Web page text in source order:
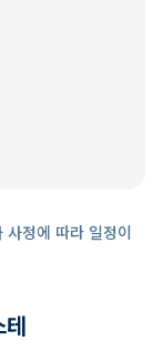
정에 따라 일정이